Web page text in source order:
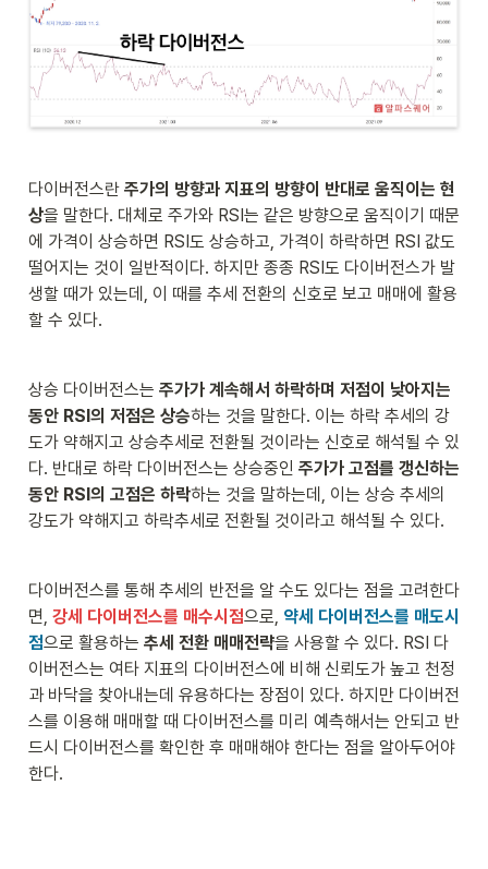
다이버전스란 주가의 방향과 지표의 방향이 반대로 움직이는 현
상을 말한다. 대체로 주가와 RSI는 같은 방향으로 움직이기 때문
에 가격이 상승하면 RSI도 상승하고, 가격이 하락하면 RSI 값도
떨어지는 것이 일반적이다. 하지만 종종 RSI도 다이버전스가 발
생할 때가 있는데, 이 때를 추세 전환의 신호로 보고 매매에 활용
할 수 있다.
상승 다이버전스는 주가가 계속해서 하락하며 저점이 낮아지는
동안 RSI의 저점은 상승하는 것을 말한다. 이는 하락 추세의 강
도가 약해지고 상승추세로 전환될 것이라는 신호로 해석될 수 있
다. 반대로 하락 다이버전스는 상승중인 주가가 고점를 갱신하는
동안 RSI의 고점은 하락하는 것을 말하는데, 이는 상승 추세의
강도가 약해지고 하락추세로 전환될 것이라고 해석될 수 있다.
다이버전스를 통해 추세의 반전을 알 수도 있다는 점을 고려한다
면, 강세 다이버전스를 매수시점으로, 약세 다이버전스를 매도시
점으로 활용하는 추세 전환 매매전략을 사용할 수 있다. RSI 다
이버전스는 여타 지표의 다이버전스에 비해 신뢰도가 높고 천정
과 바닥을 찾아내는데 유용하다는 장점이 있다. 하지만 다이버전
스를 이용해 매매할 때 다이버전스를 미리 예측해서는 안되고 반
드시 다이버전스를 확인한 후 매매해야 한다는 점을 알아두어야
한다.